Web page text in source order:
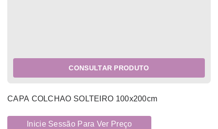
CONSULTAR PRODUTO
CAPA COLCHAO SOLTEIRO 100x200cm
Inicie Sessão Para Ver Preço